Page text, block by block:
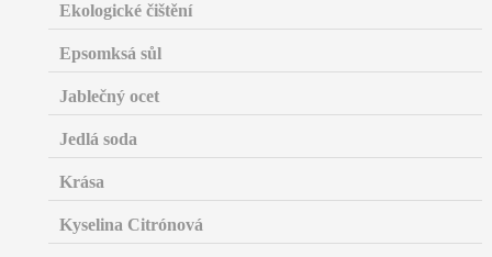
Ekologické čištění
Epsomksá sůl
Jablečný ocet
Jedlá soda
Krása
Kyselina Citrónová